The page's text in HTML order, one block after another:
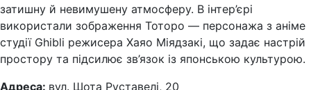
затишну й невимушену атмосферу. В інтер’єрі
використали зображення Тоторо — персонажа з аніме
студії Ghibli режисера Хаяо Міядзакі, що задає настрій
простору та підсилює зв’язок із японською культурою.
Адреса: вул. Шота Руставелі, 20